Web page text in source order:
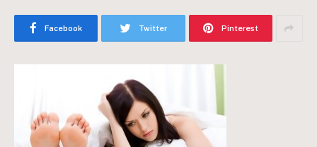
Facebook Twitter Pinterest